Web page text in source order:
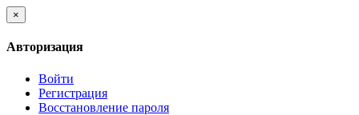
×
Авторизация
Войти
Регистрация
Восстановление пароля